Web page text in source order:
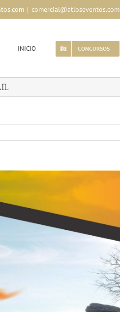
| comercial@atloseventos.com
INICIO CONCURSOS